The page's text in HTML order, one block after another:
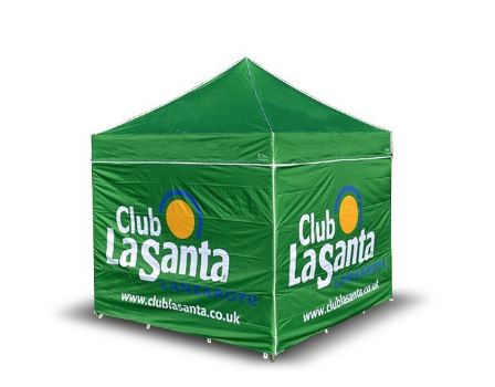
Bache de sol (1)
PIÈCES DÉTACHÉES
Loisir (8)
Professionnelle (10)